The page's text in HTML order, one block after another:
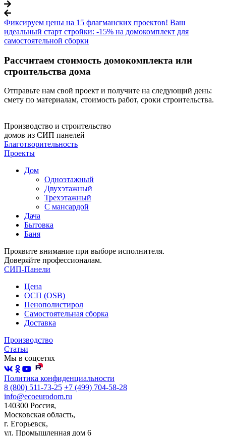
Фиксируем цены на 15 флагманских проектов! Ваш
идеальный старт стройки: -15% на домокомплект для
самостоятельной сборки
Рассчитаем стоимость домокомплекта или
строительства дома
Отправьте нам свой проект и получите на следующий день:
смету по материалам, стоимость работ, сроки строительства.
Производство и строительство
домов из СИП панелей
Благотворительность
Проекты
Дом
Одноэтажный
Двухэтажный
Трехэтажный
С мансардой
Дача
Бытовка
Баня
Проявите внимание при выборе исполнителя.
Доверяйте профессионалам.
СИП-Панели
Цена
ОСП (OSB)
Пенополистирол
Самостоятельная сборка
Доставка
Производство
Статьи
Мы в соцсетях
Политика конфиденциальности
8 (800) 511-73-25 +7 (499) 704-58-28
info@ecoeurodom.ru
140300 Россия,
Московская область,
г. Егорьевск,
ул. Промышленная дом 6